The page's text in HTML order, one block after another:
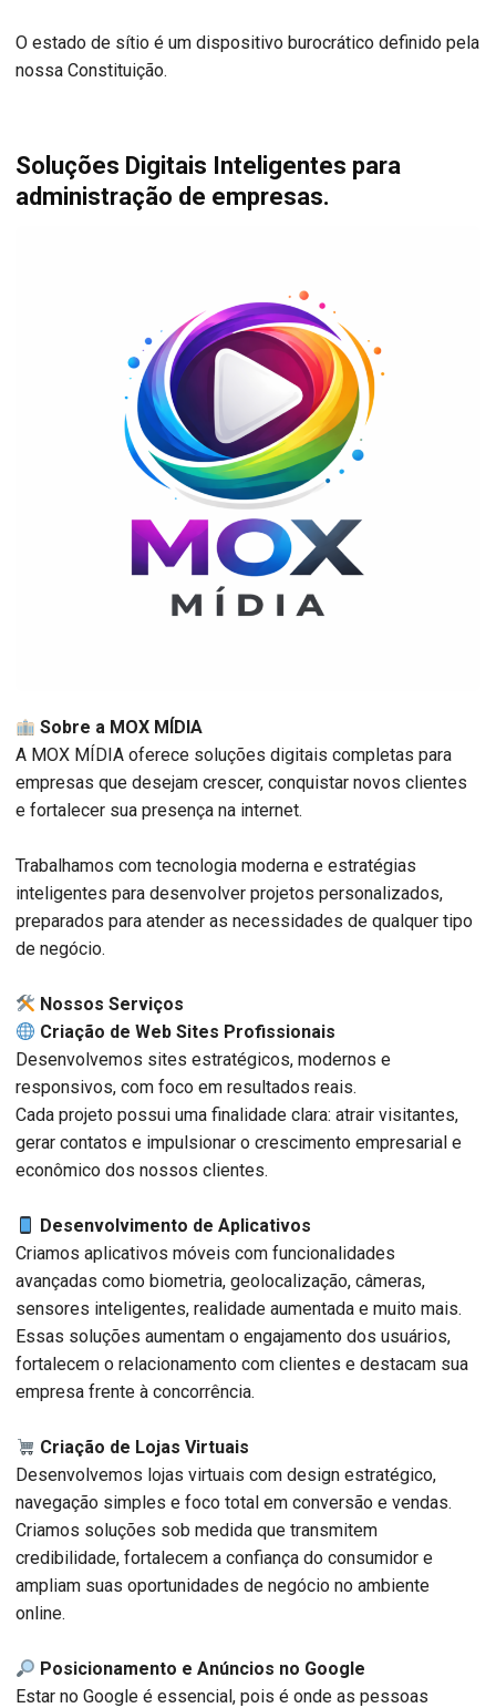
O estado de sítio é um dispositivo burocrático definido pela
nossa Constituição.
Soluções Digitais Inteligentes para
administração de empresas.
Sobre a MOX MÍDIA
A MOX MÍDIA oferece soluções digitais completas para
empresas que desejam crescer, conquistar novos clientes
e fortalecer sua presença na internet.
Trabalhamos com tecnologia moderna e estratégias
inteligentes para desenvolver projetos personalizados,
preparados para atender as necessidades de qualquer tipo
de negócio.
️ Nossos Serviços
Criação de Web Sites Profissionais
Desenvolvemos sites estratégicos, modernos e
responsivos, com foco em resultados reais.
Cada projeto possui uma finalidade clara: atrair visitantes,
gerar contatos e impulsionar o crescimento empresarial e
econômico dos nossos clientes.
Desenvolvimento de Aplicativos
Criamos aplicativos móveis com funcionalidades
avançadas como biometria, geolocalização, câmeras,
sensores inteligentes, realidade aumentada e muito mais.
Essas soluções aumentam o engajamento dos usuários,
fortalecem o relacionamento com clientes e destacam sua
empresa frente à concorrência.
Criação de Lojas Virtuais
Desenvolvemos lojas virtuais com design estratégico,
navegação simples e foco total em conversão e vendas.
Criamos soluções sob medida que transmitem
credibilidade, fortalecem a confiança do consumidor e
ampliam suas oportunidades de negócio no ambiente
online.
Posicionamento e Anúncios no Google
Estar no Google é essencial, pois é onde as pessoas